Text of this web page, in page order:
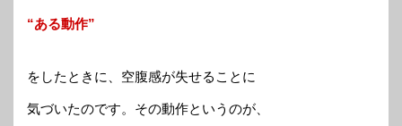
“ある動作”
をしたときに、空腹感が失せることに
気づいたのです。その動作というのが、